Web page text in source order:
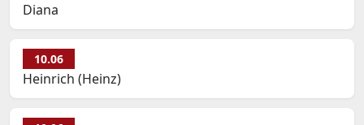
Diana
10.06
Heinrich (Heinz)